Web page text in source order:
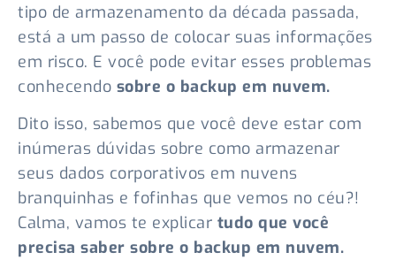
tipo de armazenamento da década passada,
está a um passo de colocar suas informações
em risco. E você pode evitar esses problemas
conhecendo sobre o backup em nuvem.
Dito isso, sabemos que você deve estar com
inúmeras dúvidas sobre como armazenar
seus dados corporativos em nuvens
branquinhas e fofinhas que vemos no céu?!
Calma, vamos te explicar tudo que você
precisa saber sobre o backup em nuvem.